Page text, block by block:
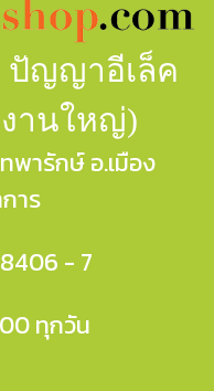
ปัญญาอีเล็ค
านใหญ่)
พารักษ์ อ.เมือง
าร
- 7
ทุกวัน